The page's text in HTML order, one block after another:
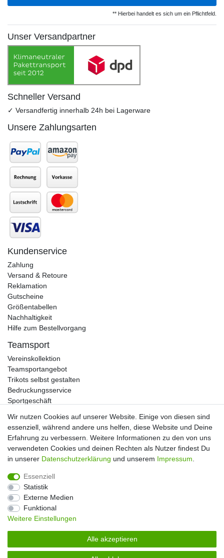
** Hierbei handelt es sich um ein Pflichtfeld.
Unser Versandpartner
Schneller Versand
✓ Versandfertig innerhalb 24h bei Lagerware
Unsere Zahlungsarten
Kundenservice
Zahlung
Versand & Retoure
Reklamation
Gutscheine
Größentabellen
Nachhaltigkeit
Hilfe zum Bestellvorgang
Teamsport
Vereinskollektion
Teamsportangebot
Trikots selbst gestalten
Bedruckungsservice
Sportgeschäft
Widerrufs­recht
Wir nutzen Cookies auf unserer Website. Einige von diesen sind
essenziell, während andere uns helfen, diese Website und Deine
Erfahrung zu verbessern. Weitere Informationen zu den von uns
verwendeten Cookies und deinen Rechten als Nutzer findest Du
in unserer Daten­schutz­erklärung und unserem Impressum
Essenziell
Statistik
Externe Medien
Funktional
Weitere Einstellungen
Alle akzeptieren